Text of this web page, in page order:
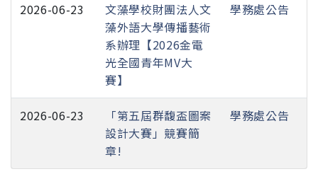
2026-06-23
文藻學校財團法人文
藻外語大學傳播藝術
系辦理【2026金電
光全國青年MV大
賽】
學務處公告
2026-06-23
「第五屆群馥盃圖案
設計大賽」競賽簡
章!
學務處公告